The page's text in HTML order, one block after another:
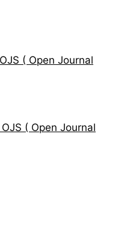
( Open Journal
( Open Journal